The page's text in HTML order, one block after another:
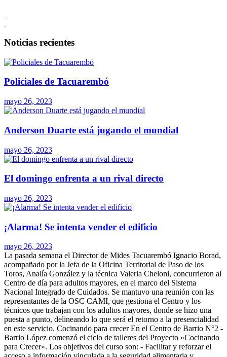
Noticias recientes
Policiales de Tacuarembó
mayo 26, 2023
Anderson Duarte está jugando el mundial
mayo 26, 2023
El domingo enfrenta a un rival directo
mayo 26, 2023
¡Alarma! Se intenta vender el edificio
mayo 26, 2023
La pasada semana el Director de Mides Tacuarembó Ignacio Borad,
acompañado por la Jefa de la Oficina Territorial de Paso de los
Toros, Analía González y la técnica Valeria Cheloni, concurrieron al
Centro de día para adultos mayores, en el marco del Sistema
Nacional Integrado de Cuidados. Se mantuvo una reunión con las
representantes de la OSC CAMI, que gestiona el Centro y los
técnicos que trabajan con los adultos mayores, donde se hizo una
puesta a punto, delineando lo que será el retorno a la presencialidad
en este servicio. Cocinando para crecer En el Centro de Barrio N°2 -
Barrio López comenzó el ciclo de talleres del Proyecto «Cocinando
para Crecer». Los objetivos del curso son: - Facilitar y reforzar el